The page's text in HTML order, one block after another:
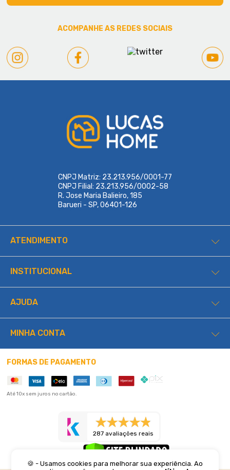
ACOMPANHE AS REDES SOCIAIS
CNPJ Matriz: 23.213.956/0001-77
CNPJ Filial: 23.213.956/0002-58
R. Jose Maria Balieiro, 185
Barueri - SP, 06401-126
ATENDIMENTO
INSTITUCIONAL
AJUDA
MINHA CONTA
FORMAS DE PAGAMENTO
Até 10x sem juros no cartão.
287 avaliações reais
🍪 - Usamos cookies para melhorar sua experiência. Ao